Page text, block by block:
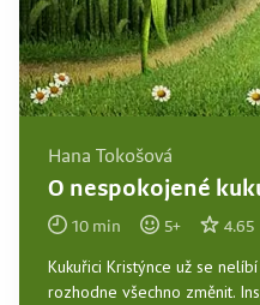
Hana Tokošová
O nespokojené
10 min 5+ 4.65
Kukuřici Kristýnce už se
rozhodne všechno změnit.